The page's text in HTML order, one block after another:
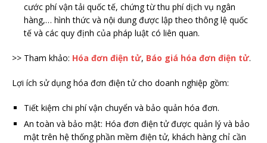
cước phí vận tải quốc tế, chứng từ thu phí dịch vụ ngân
hàng,… hình thức và nội dung được lập theo thông lệ quốc
tế và các quy định của pháp luật có liên quan.
>> Tham khảo: Hóa đơn điện tử, Báo giá hóa đơn điện tử.
Lợi ích sử dụng hóa đơn điện tử cho doanh nghiệp gồm:
Tiết kiệm chi phí vận chuyển và bảo quản hóa đơn.
An toàn và bảo mật: Hóa đơn điện tử được quản lý và bảo
mật trên hệ thống phần mềm điện tử, khách hàng chỉ cần